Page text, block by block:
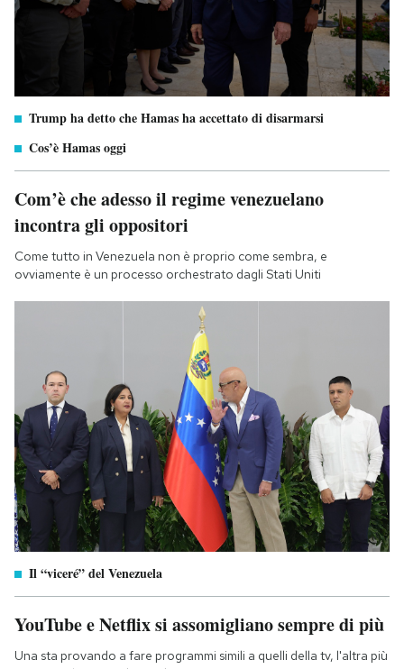
Trump ha detto che Hamas ha accettato di disarmarsi
Cos’è Hamas oggi
Com’è che adesso il regime venezuelano
incontra gli oppositori
Come tutto in Venezuela non è proprio come sembra, e
ovviamente è un processo orchestrato dagli Stati Uniti
Il “viceré” del Venezuela
YouTube e Netflix si assomigliano sempre di più
Una sta provando a fare programmi simili a quelli della tv, l'altra più